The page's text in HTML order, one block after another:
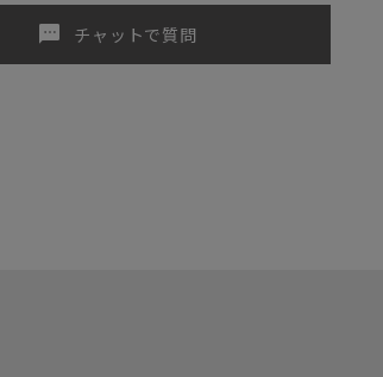
sms チャットで質問